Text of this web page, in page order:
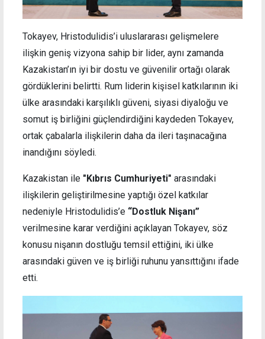
Tokayev, Hristodulidis’i uluslararası gelişmelere
ilişkin geniş vizyona sahip bir lider, aynı zamanda
Kazakistan’ın iyi bir dostu ve güvenilir ortağı olarak
gördüklerini belirtti. Rum liderin kişisel katkılarının iki
ülke arasındaki karşılıklı güveni, siyasi diyaloğu ve
somut iş birliğini güçlendirdiğini kaydeden Tokayev,
ortak çabalarla ilişkilerin daha da ileri taşınacağına
inandığını söyledi.
Kazakistan ile "Kıbrıs Cumhuriyeti" arasındaki
ilişkilerin geliştirilmesine yaptığı özel katkılar
nedeniyle Hristodulidis’e “Dostluk Nişanı”
verilmesine karar verdiğini açıklayan Tokayev, söz
konusu nişanın dostluğu temsil ettiğini, iki ülke
arasındaki güven ve iş birliği ruhunu yansıttığını ifade
etti.